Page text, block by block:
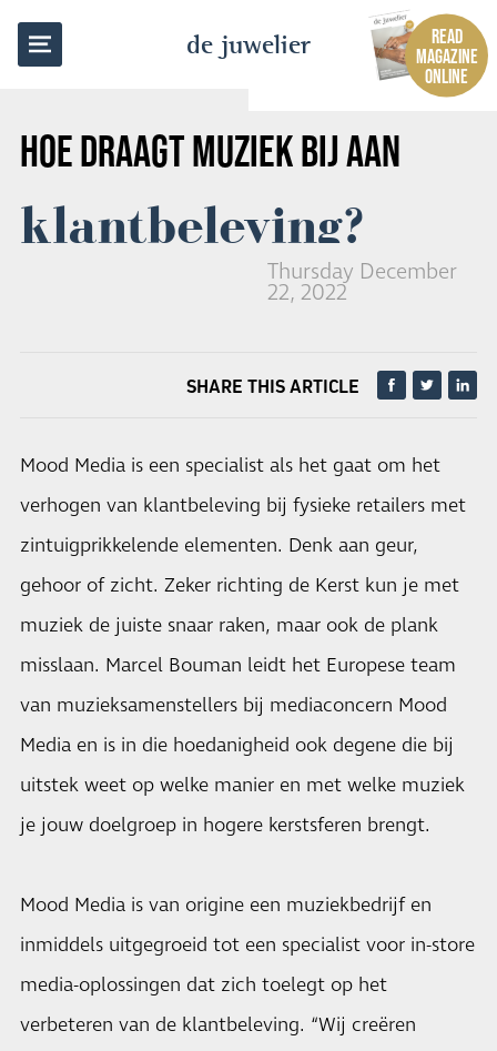
de juwelier
READ
MAGAZINE
ONLINE
HOE DRAAGT MUZIEK BIJ AAN
klantbeleving?
Thursday December
22, 2022
BACK TO OVERVIEW
SHARE THIS ARTICLE
Mood Media is een specialist als het gaat om het
verhogen van klantbeleving bij fysieke retailers met
zintuigprikkelende elementen. Denk aan geur,
gehoor of zicht. Zeker richting de Kerst kun je met
muziek de juiste snaar raken, maar ook de plank
misslaan. Marcel Bouman leidt het Europese team
van muzieksamenstellers bij mediaconcern Mood
Media en is in die hoedanigheid ook degene die bij
uitstek weet op welke manier en met welke muziek
je jouw doelgroep in hogere kerstsferen brengt.
Mood Media is van origine een muziekbedrijf en
inmiddels uitgegroeid tot een specialist voor in-store
media-oplossingen dat zich toelegt op het
verbeteren van de klantbeleving. “Wij creëren